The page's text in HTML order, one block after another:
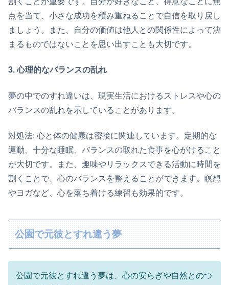
点を当て、小さな成功を積み重ねることで自信を取り戻し
ましょう。また、自分の価値は他人との関係性によって決
まるものではないことを思い出すことも大切です。
3. 心理的なバランスの乱れ
夢の中でのすれ違いは、現実生活におけるストレスや心の
バランスの乱れを示していることがあります。
対処法: 心と体の健康は密接に関連しています。定期的な
運動、十分な睡眠、バランスの取れた食事を心がけること
が大切です。また、趣味やリラックスできる活動に時間を
割くことで、心のバランスを整えることができます。瞑想
やヨガなど、心を落ち着ける練習も効果的です。
公園で元彼とすれ違う夢
公園で元彼とすれ違う夢は、心の安らぎや自然とのつ